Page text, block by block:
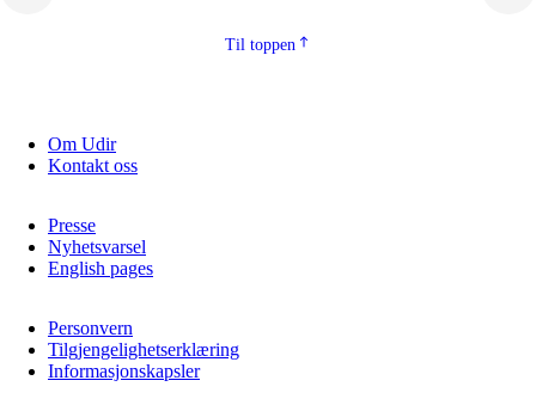
Til toppen
Om Udir
Kontakt oss
Presse
Nyhetsvarsel
English pages
Personvern
Tilgjengelighetserklæring
Informasjonskapsler